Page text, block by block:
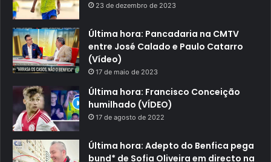
23 de dezembro de 2023
Última hora: Pancadaria na CMTV
entre José Calado e Paulo Catarro
(Vídeo)
17 de maio de 2023
Última hora: Francisco Conceição
humilhado (VÍDEO)
17 de agosto de 2022
Última hora: Adepto do Benfica pega
bund* de Sofia Oliveira em directo na